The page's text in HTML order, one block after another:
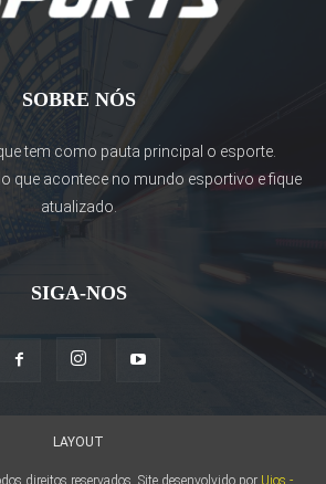
SOBRE NÓS
tem como pauta principal o esporte.
que acontece no mundo esportivo e fique
atualizado.
SIGA-NOS
LAYOUT